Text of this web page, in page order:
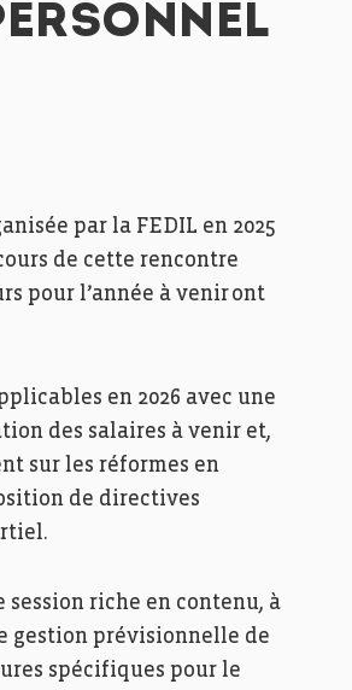
par la FEDIL en 2025
de cette rencontre
pour l’année à venir ont
en 2026 avec une
des salaires à venir et,
sur les réformes en
de directives
riche en contenu, à
gestion prévisionnelle de
spécifiques pour le